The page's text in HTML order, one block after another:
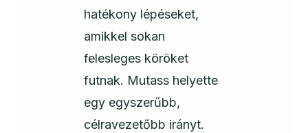
hatékony lépéseket,
amikkel sokan
felesleges köröket
futnak. Mutass helyette
egy egyszerűbb,
célravezetőbb irányt.